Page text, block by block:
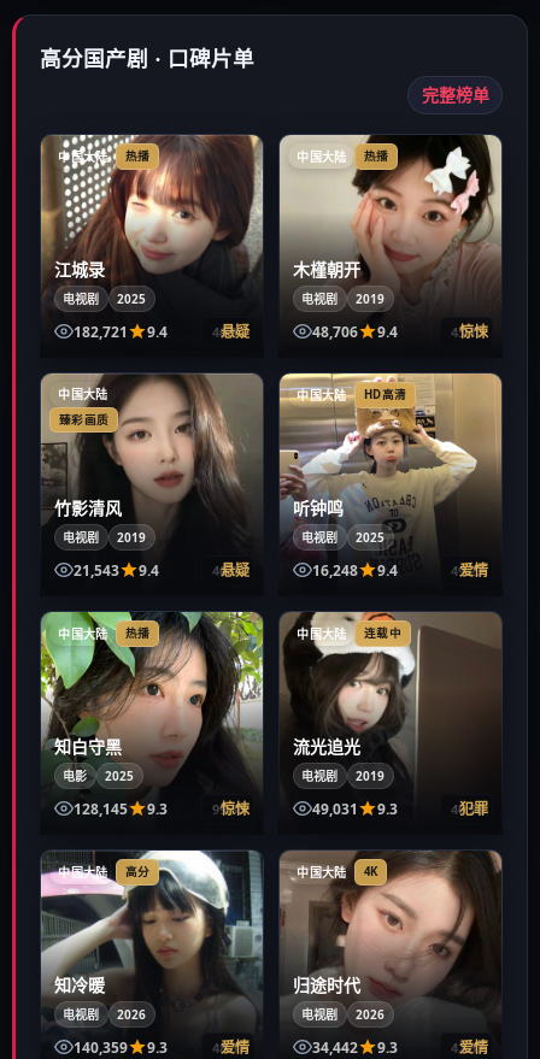
高分国产剧 · 口碑片单
完整榜单
中国大陆 热播
46:34
江城录
电视剧 2025
182,721 9.4 悬疑
中国大陆 热播
43:10
木槿朝开
电视剧 2019
48,706 9.4 惊悚
中国大陆
臻彩画质
40:04
竹影清风
电视剧 2019
21,543 9.4 悬疑
中国大陆 HD高清
49:23
听钟鸣
电视剧 2025
16,248 9.4 爱情
中国大陆 热播
99:30
知白守黑
电影 2025
128,145 9.3 惊悚
中国大陆 连载中
40:58
流光追光
电视剧 2019
49,031 9.3 犯罪
中国大陆 高分
48:31
知冷暖
电视剧 2026
140,359 9.3 爱情
中国大陆 4K
42:33
归途时代
电视剧 2026
34,442 9.3 爱情